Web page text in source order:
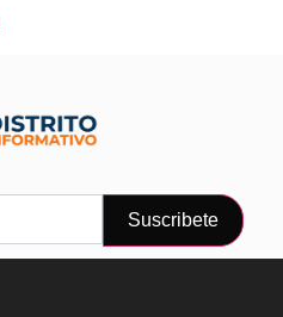
Suscribete